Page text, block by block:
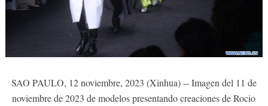
SAO PAULO, 12 noviembre, 2023 (Xinhua) -- Imagen del 11 de
noviembre de 2023 de modelos presentando creaciones de Rocio